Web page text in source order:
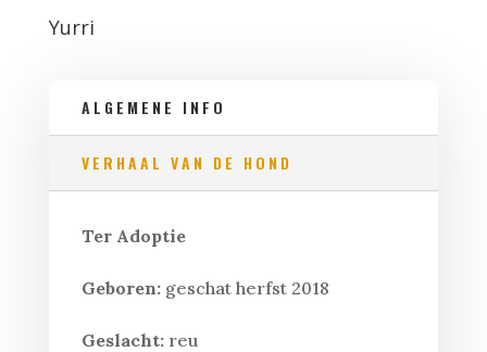
Yurri
ALGEMENE INFO
VERHAAL VAN DE HOND
Ter Adoptie
Geboren:geschat herfst 2018
Geslacht:reu